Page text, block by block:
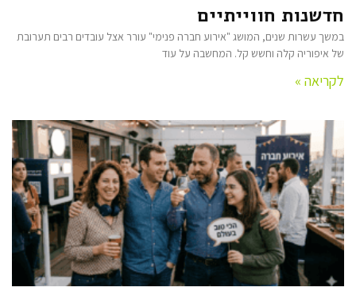
חדשנות חווייתיים
במשך עשרות שנים, המושג "אירוע חברה פנימי" עורר אצל עובדים רבים תערובת
של איפוריה קלה וחשש קל. המחשבה על עוד
לקריאה »